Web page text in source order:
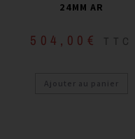
24MM AR
504,00 € TTC
Ajouter au panier